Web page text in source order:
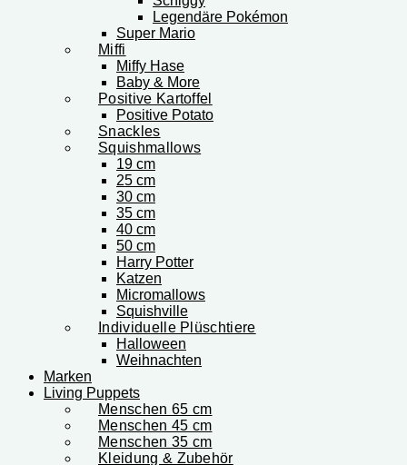
Legendäre Pokémon
Super Mario
Miffi
Miffy Hase
Baby & More
Positive Kartoffel
Positive Potato
Snackles
Squishmallows
19 cm
25 cm
30 cm
35 cm
40 cm
50 cm
Harry Potter
Katzen
Micromallows
Squishville
Individuelle Plüschtiere
Halloween
Weihnachten
Marken
Living Puppets
Menschen 65 cm
Menschen 45 cm
Menschen 35 cm
Kleidung & Zubehör